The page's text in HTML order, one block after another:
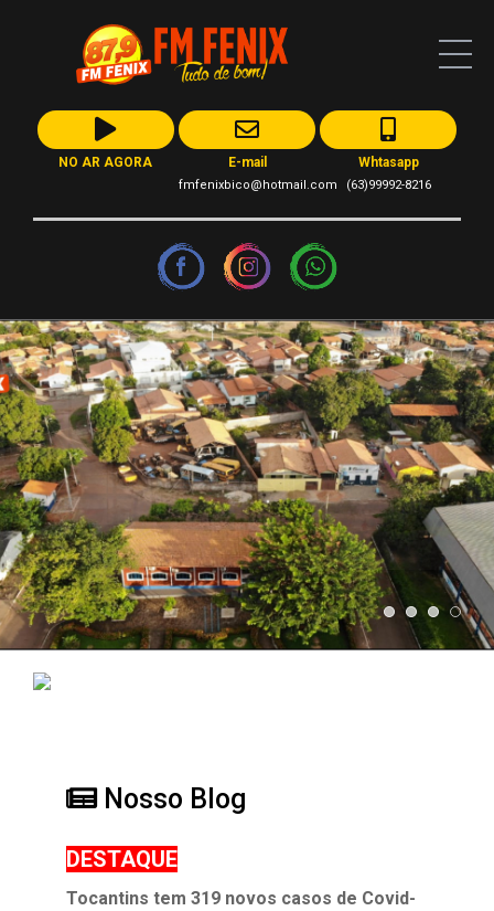
NO AR AGORA E-mail
fmfenixbico@hotmail.com
Whtasapp
(63)99992-8216
Nosso Blog
DESTAQUE
Tocantins tem 319 novos casos de Covid-